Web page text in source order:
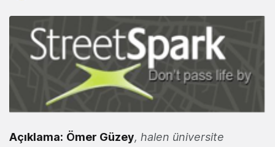
Açıklama: Ömer Güzey, halen üniversite